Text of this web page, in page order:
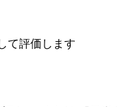
て評価します